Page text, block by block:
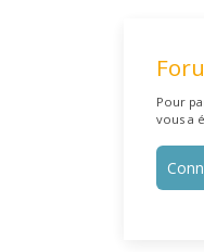
Pour
vous a